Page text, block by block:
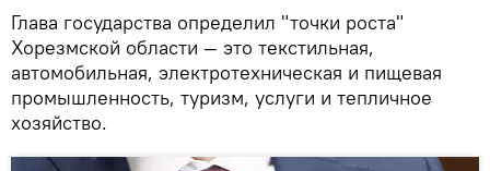
Глава государства определил "точки роста"
Хорезмской области — это текстильная,
автомобильная, электротехническая и пищевая
промышленность, туризм, услуги и тепличное
хозяйство.